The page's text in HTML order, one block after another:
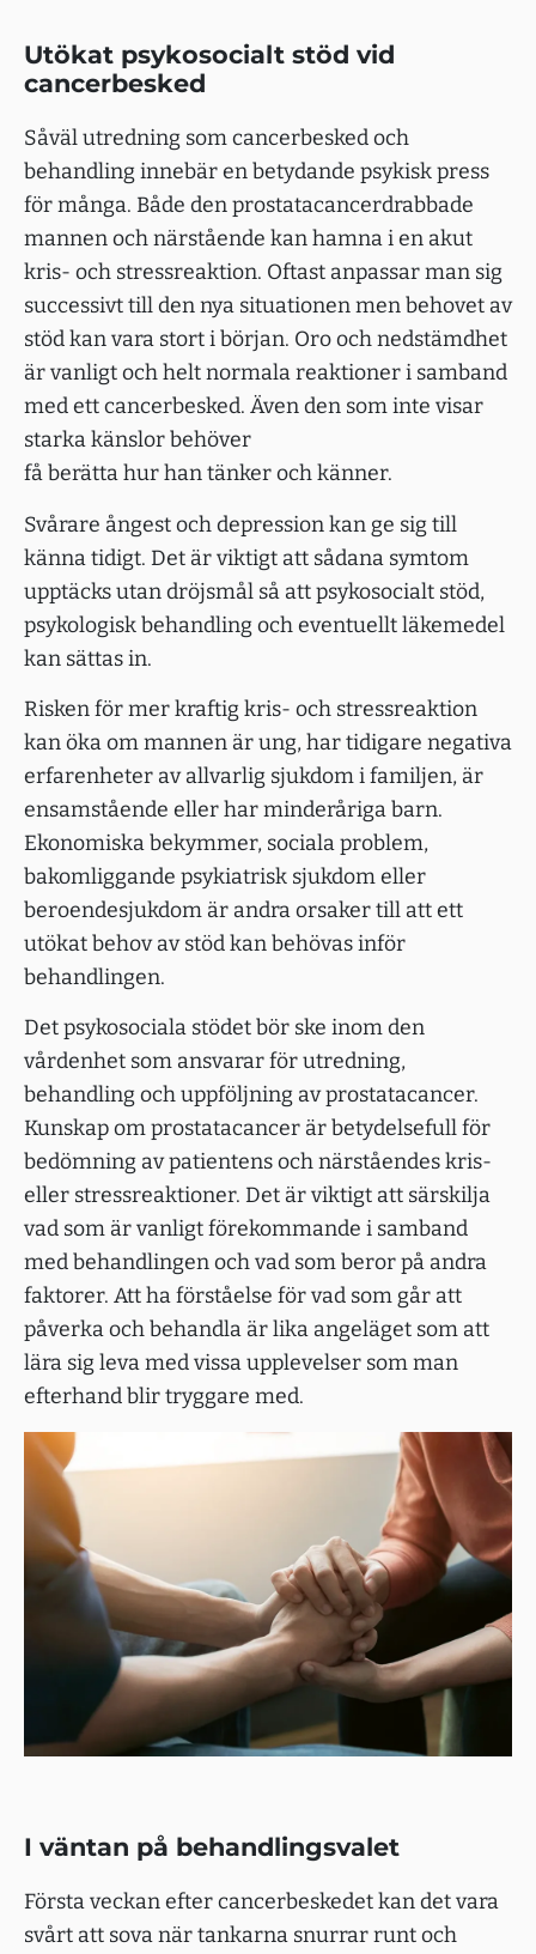
Utökat psykosocialt stöd vid
cancerbesked
Såväl utredning som cancerbesked och
behandling innebär en betydande psykisk press
för många. Både den prostatacancerdrabbade
mannen och närstående kan hamna i en akut
kris- och stressreaktion. Oftast anpassar man sig
successivt till den nya situationen men behovet av
stöd kan vara stort i början. Oro och nedstämdhet
är vanligt och helt normala reaktioner i samband
med ett cancerbesked. Även den som inte visar
starka känslor behöver
få berätta hur han tänker och känner.
Svårare ångest och depression kan ge sig till
känna tidigt. Det är viktigt att sådana symtom
upptäcks utan dröjsmål så att psykosocialt stöd,
psykologisk behandling och eventuellt läkemedel
kan sättas in.
Risken för mer kraftig kris- och stressreaktion
kan öka om mannen är ung, har tidigare negativa
erfarenheter av allvarlig sjukdom i familjen, är
ensamstående eller har minder­åriga barn.
Ekonomiska bekymmer, sociala problem,
bakomliggande psykiatrisk sjukdom eller
beroendesjukdom är andra orsaker till att ett
utökat behov av stöd kan behövas inför
behandlingen.
Det psykosociala stödet bör ske inom den
vårdenhet som ansvarar för utredning,
behandling och uppföljning av prostatacancer.
Kunskap om prostatacancer är betydelsefull för
bedömning av patientens och närståendes kris-
eller stressreaktioner. Det är viktigt att särskilja
vad som är vanligt förekommande i samband
med behandlingen och vad som beror på andra
faktorer. Att ha förståelse för vad som går att
påverka och behandla är lika angeläget som att
lära sig leva med vissa upplevelser som man
efterhand blir tryggare med.
I väntan på behandlingsvalet
Första veckan efter cancerbeskedet kan det vara
svårt att sova när tankarna snurrar runt och